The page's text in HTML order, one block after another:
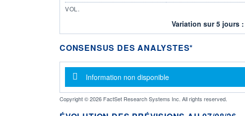
VOL.
Variation sur 5 jours :
CONSENSUS DES ANALYSTES*
Message d'information
Information non disponible
Copyright © 2026 FactSet Research Systems Inc. All rights reserved.